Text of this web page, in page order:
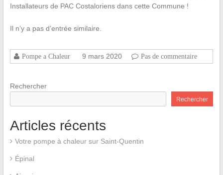
Installateurs de PAC Costaloriens dans cette Commune !
Il n’y a pas d’entrée similaire.
Pompe a Chaleur 9 mars 2020 Pas de commentaire
Rechercher
Rechercher
Articles récents
Votre pompe à chaleur sur Saint-Quentin
Épinal